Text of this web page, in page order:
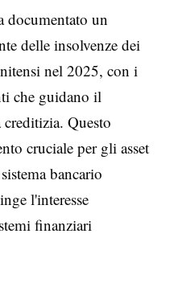
documentato un
delle insolvenze dei
nel 2025, con i
che guidano il
Questo
cruciale per gli asset
bancario
l'interesse
finanziari